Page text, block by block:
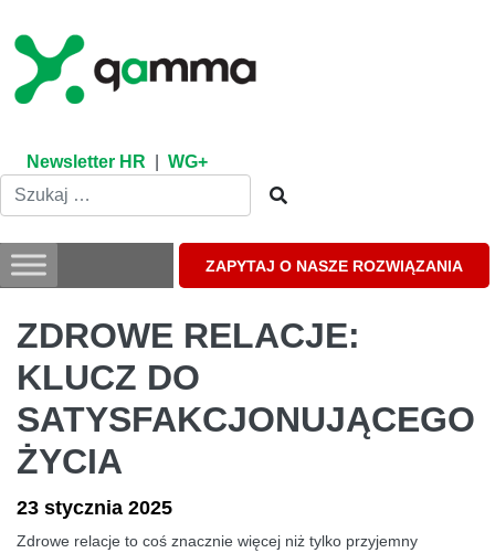
content
Newsletter HR WG+
ZAPYTAJ O NASZE ROZWIĄZANIA
ZDROWE RELACJE:
KLUCZ DO
SATYSFAKCJONUJĄCEGO
ŻYCIA
23 stycznia 2025
Zdrowe relacje to coś znacznie więcej niż tylko przyjemny